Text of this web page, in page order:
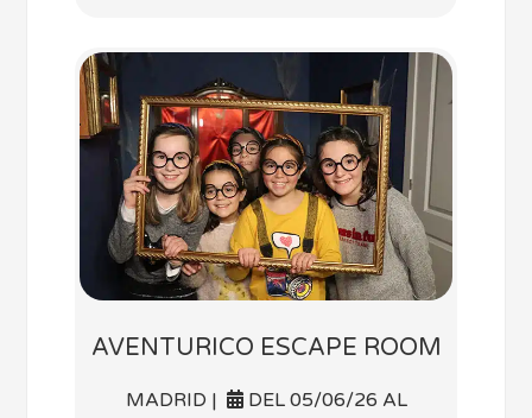
AVENTURICO ESCAPE ROOM
MADRID |
DEL 05/06/26 AL